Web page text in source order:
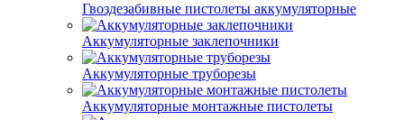
Гвоздезабивные пистолеты аккумуляторные
Аккумуляторные заклепочники
Аккумуляторные труборезы
Аккумуляторные монтажные пистолеты